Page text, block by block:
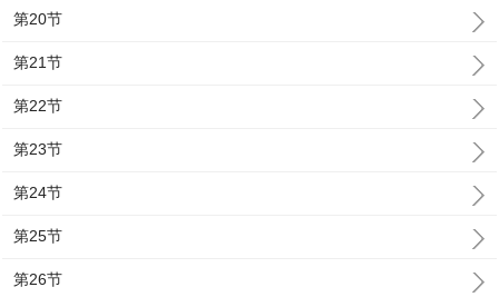
第20节
第21节
第22节
第23节
第24节
第25节
第26节